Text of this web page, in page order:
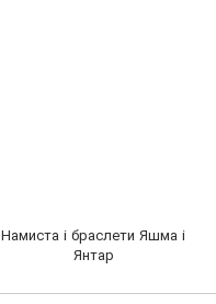
Намиста і браслети Яшма і
Янтар